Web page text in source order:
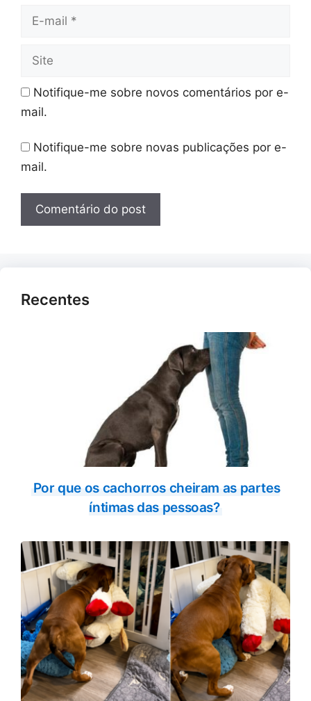
Site
Notifique-me sobre novos comentários por e-
mail.
Notifique-me sobre novas publicações por e-
mail.
Recentes
Por que os cachorros cheiram as partes
íntimas das pessoas?